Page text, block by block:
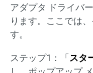
アダプタ ドライバ
ります。ここでは
す。
ステップ1：「 スタ